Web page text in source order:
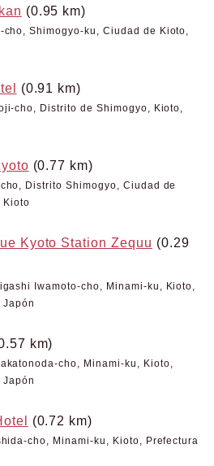
(0.95 km)
Shimogyo-ku, Ciudad de Kioto,
(0.91 km)
cho, Distrito de Shimogyo, Kioto,
(0.77 km)
Distrito Shimogyo, Ciudad de
Kioto
Kyoto Station Zequu (0.29
Iwamoto-cho, Minami-ku, Kioto,
Japón
km)
cho, Minami-ku, Kioto,
Japón
(0.72 km)
cho, Minami-ku, Kioto, Prefectura